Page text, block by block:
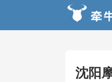
沈阳